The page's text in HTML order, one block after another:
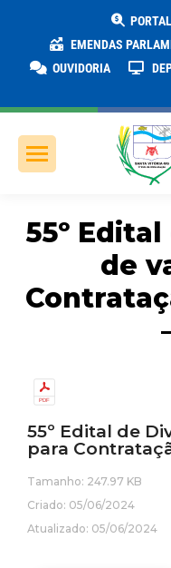
EMENDAS
OUVIDORIA
55º
de
55º Edital de
para
Tamanho: 247.97 KB
Criado: 05/06/2024
Atualizado: 05/06/2024